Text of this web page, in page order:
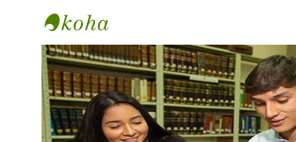
Biblioteca Universidad Monteávila